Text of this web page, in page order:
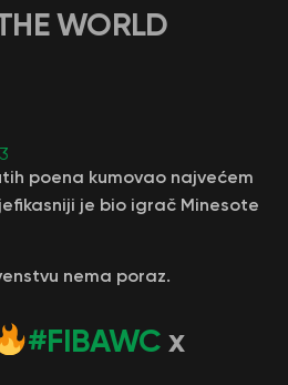
WORLD
poena kumovao najvećem
je bio igrač Minesote
nema poraz.
#FIBAWC x